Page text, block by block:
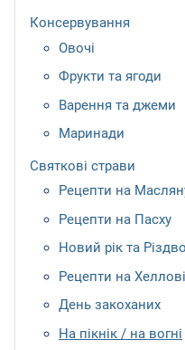
Консервування
Овочі
Фрукти та ягоди
Варення та джеми
Маринади
Святкові страви
Рецепти на
Рецепти на Пасху
Новий рік та Різдво
Рецепти на
День закоханих
На пікнік / на вогні